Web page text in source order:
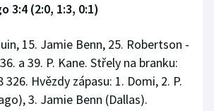
3:4 (2:0, 1:3, 0:1)
15. Jamie Benn, 25. Robertson -
a 39. P. Kane. Střely na branku:
326. Hvězdy zápasu: 1. Domi, 2. P.
3. Jamie Benn (Dallas).